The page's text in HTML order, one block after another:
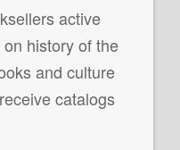
active
history of the
and culture
catalogs